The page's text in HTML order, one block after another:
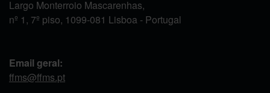
Largo Monterroio Mascarenhas,
nº 1, 7º piso, 1099-081 Lisboa - Portugal
Email geral:
ffms@ffms.pt